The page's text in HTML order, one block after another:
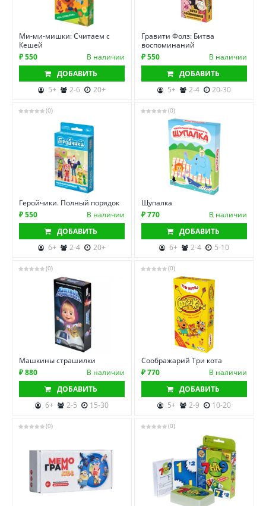
Ми-ми-мишки: Считаем с
Кешей
₽ 550
В наличии
ДОБАВИТЬ
5+
2-6 20+
Гравити Фолз: Битва
воспоминаний
₽ 550
В наличии
ДОБАВИТЬ
5+
2-4 20-30
(0)
Геройчики. Полный порядок
₽ 550
В наличии
ДОБАВИТЬ
6+
2-4 20+
(0)
Щупалка
₽ 770
В наличии
ДОБАВИТЬ
6+
2-4 5-10
(0)
Машкины страшилки
₽ 880
В наличии
ДОБАВИТЬ
6+
2-5 15-30
(0)
Соображарий Три кота
₽ 770
В наличии
ДОБАВИТЬ
5+
2-9 10-20
(0) (0)